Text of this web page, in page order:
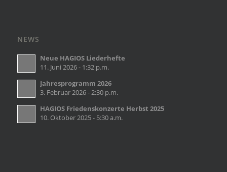
NEWS
Neue HAGIOS Liederhefte
11. Juni 2026 - 1:32 p.m.
Jahresprogramm 2026
3. Februar 2026 - 2:30 p.m.
HAGIOS Friedenskonzerte Herbst 2025
10. Oktober 2025 - 5:30 a.m.